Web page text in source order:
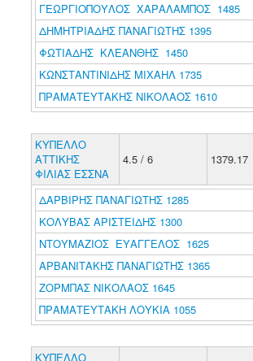
ΓΕΩΡΓΙΟΠΟΥΛΟΣ ΧΑΡΑΛΑΜΠΟΣ 1485
ΔΗΜΗΤΡΙΑΔΗΣ ΠΑΝΑΓΙΩΤΗΣ 1395
ΦΩΤΙΑΔΗΣ ΚΛΕΑΝΘΗΣ 1450
ΚΩΝΣΤΑΝΤΙΝΙΔΗΣ ΜΙΧΑΗΛ 1735
ΠΡΑΜΑΤΕΥΤΑΚΗΣ ΝΙΚΟΛΑΟΣ 1610
ΚΥΠΕΛΛΟ
ΑΤΤΙΚΗΣ
ΦΙΛΙΑΣ ΕΣΣΝΑ
4.5 / 6 1379.17
ΔΑΡΒΙΡΗΣ ΠΑΝΑΓΙΩΤΗΣ 1285
ΚΟΛΥΒΑΣ ΑΡΙΣΤΕΙΔΗΣ 1300
ΝΤΟΥΜΑΖΙΟΣ ΕΥΑΓΓΕΛΟΣ 1625
ΑΡΒΑΝΙΤΑΚΗΣ ΠΑΝΑΓΙΩΤΗΣ 1365
ΖΟΡΜΠΑΣ ΝΙΚΟΛΑΟΣ 1645
ΠΡΑΜΑΤΕΥΤΑΚΗ ΛΟΥΚΙΑ 1055
ΚΥΠΕΛΛΟ